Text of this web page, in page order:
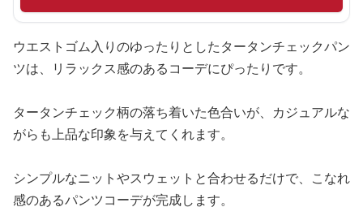
ウエストゴム入りのゆったりとしたタータンチェックパン
ツは、リラックス感のあるコーデにぴったりです。
タータンチェック柄の落ち着いた色合いが、カジュアルな
がらも上品な印象を与えてくれます。
シンプルなニットやスウェットと合わせるだけで、こなれ
感のあるパンツコーデが完成します。